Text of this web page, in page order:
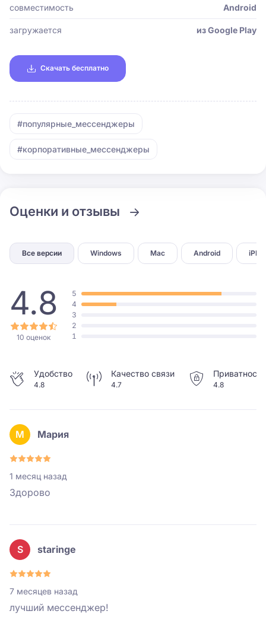
Скачать бесплатно
совместимость Android
загружается из Google Play
#популярные_мессенджеры
#корпоративные_мессенджеры
Оценки и отзывы
Все версии Windows Mac Android
4.8
10 оценок
5
4
3
2
1
Удобство
4.8
Качество связи
4.7
Приватность
4.8
М Мария
1 месяц назад
Здорово
S staringe
7 месяцев назад
лучший мессенджер!